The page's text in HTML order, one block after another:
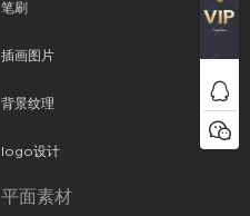
笔刷
插画图片
背景纹理
logo设计
平面素材